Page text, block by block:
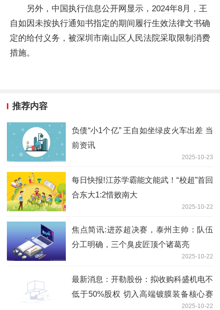
另外，中国执行信息公开网显示，2024年8月，王
自如因未按执行通知书指定的期间履行生效法律文书确
定的给付义务，被深圳市南山区人民法院采取限制消费
措施。
推荐内容
负债“小1个亿” 王自如坐绿皮火车出差 当
前资讯
2025-10-23
每日快报!江苏学霸能文能武！“校超”首回
合东大1:2惜败南大
2025-10-22
焦点简讯:进苏超决赛，泰州主帅：队伍
分工明确，三个臭皮匠顶个诸葛亮
2025-10-22
最新消息：开勒股份：拟收购科盛机电不
低于50%股权 切入高端镀膜装备核心赛
2025-10-22